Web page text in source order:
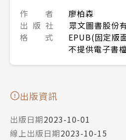
作 者
廖柏森
出 版 社
眾文圖書股份
格 式
EPUB(固定版
不提供電子書
出版資訊
出版日期2023-10-01
線上出版日期2023-10-15